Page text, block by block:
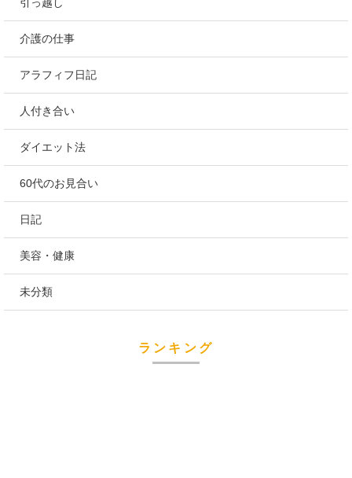
介護の仕事
アラフィフ日記
人付き合い
ダイエット法
60代のお見合い
日記
美容・健康
未分類
ランキング